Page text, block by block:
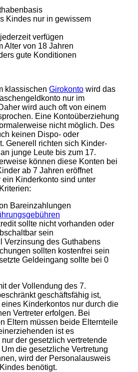
Kindes nur in gewissem
verfügen
Alter von 18 Jahren
gute Konditionen
klassischen Girokonto wird das
nur im
wird auch oft von einem
Eine Kontoüberziehung
nicht möglich. Des
keinen Dispo- oder
Generell richten sich Kinder-
junge Leute bis zum 17.
können diese Konten bei
ab 7 Jahren eröffnet
Kinderkonto sind unter
Bareinzahlungen
sollte nicht vorhanden oder
sein
Verzinsung des Guthabens
sollten kostenfrei sein
Geldeingang sollte bei 0
der Vollendung des 7.
geschäftsfähig ist,
Kinderkontos nur durch die
Vertreter erfolgen. Bei
Eltern müssen beide Elternteile
ist es
der gesetzlich vertretende
die gesetzliche Vertretung
wird der Personalausweis
benötigt.